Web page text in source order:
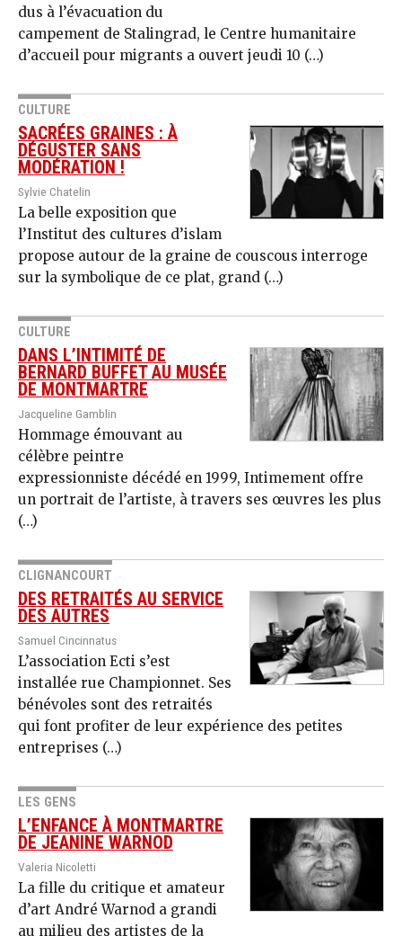
dus à l’évacuation du
campement de Stalingrad, le Centre humanitaire
d’accueil pour migrants a ouvert jeudi 10 (…)
CULTURE
SACRÉES GRAINES : À
DÉGUSTER SANS
MODÉRATION !
Sylvie Chatelin
La belle exposition que
l’Institut des cultures d’islam
propose autour de la graine de couscous interroge
sur la symbolique de ce plat, grand (…)
CULTURE
DANS L’INTIMITÉ DE
BERNARD BUFFET AU MUSÉE
DE MONTMARTRE
Jacqueline Gamblin
Hommage émouvant au
célèbre peintre
expressionniste décédé en 1999, Intimement offre
un portrait de l’artiste, à travers ses œuvres les plus
(…)
CLIGNANCOURT
DES RETRAITÉS AU SERVICE
DES AUTRES
Samuel Cincinnatus
L’association Ecti s’est
installée rue Championnet. Ses
bénévoles sont des retraités
qui font profiter de leur expérience des petites
entreprises (…)
LES GENS
L’ENFANCE À MONTMARTRE
DE JEANINE WARNOD
Valeria Nicoletti
La fille du critique et amateur
d’art André Warnod a grandi
au milieu des artistes de la